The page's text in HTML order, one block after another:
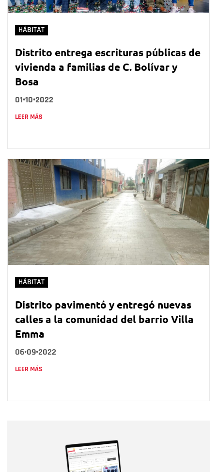
HÁBITAT
Distrito entrega escrituras públicas de
vivienda a familias de C. Bolívar y
Bosa
01•10•2022
LEER MÁS
HÁBITAT
Distrito pavimentó y entregó nuevas
calles a la comunidad del barrio Villa
Emma
06•09•2022
LEER MÁS
Correo electrónico